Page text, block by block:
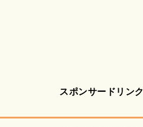
スポンサードリンク